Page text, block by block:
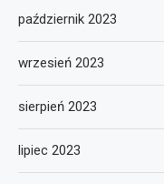
październik 2023
wrzesień 2023
sierpień 2023
lipiec 2023